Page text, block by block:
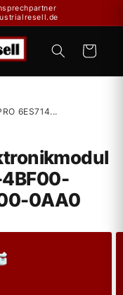
Warenkorb
6ES714...
4BF00-
0AA0